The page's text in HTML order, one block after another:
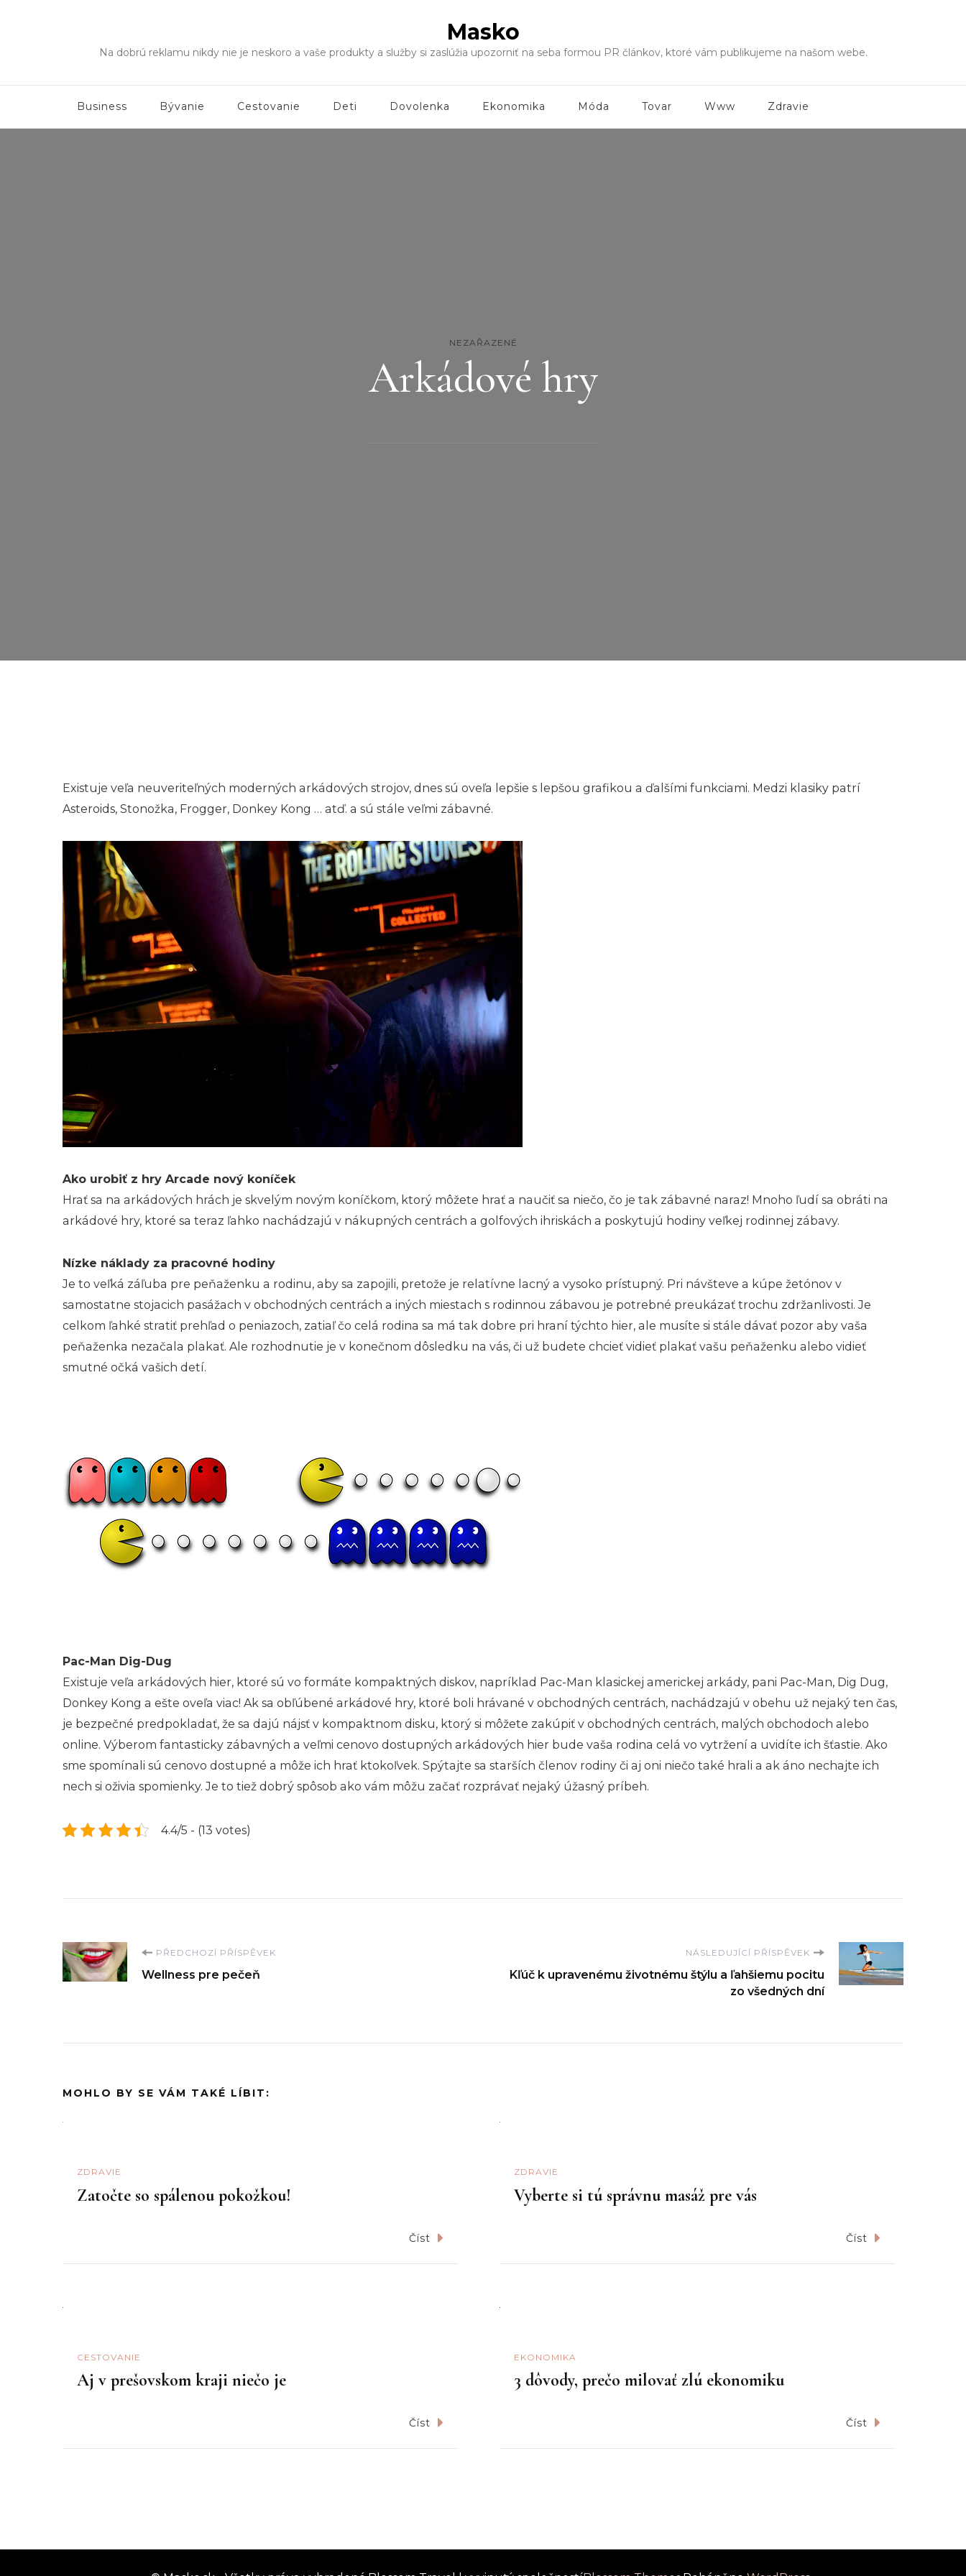
Masko
Na dobrú reklamu nikdy nie je neskoro a vaše produkty a služby si zaslúžia upozorniť na seba formou PR článkov, ktoré vám publikujeme na našom webe.
Business Bývanie Cestovanie Deti Dovolenka Ekonomika Móda Tovar Www Zdravie
NEZAŘAZENÉ
Arkádové hry
Existuje veľa neuveriteľných moderných arkádových strojov, dnes sú oveľa lepšie s lepšou grafikou a ďalšími funkciami. Medzi klasiky patrí
Asteroids, Stonožka, Frogger, Donkey Kong … atď. a sú stále veľmi zábavné.
Ako urobiť z hry Arcade nový koníček
Hrať sa na arkádových hrách je skvelým novým koníčkom, ktorý môžete hrať a naučiť sa niečo, čo je tak zábavné naraz! Mnoho ľudí sa obráti na
arkádové hry, ktoré sa teraz ľahko nachádzajú v nákupných centrách a golfových ihriskách a poskytujú hodiny veľkej rodinnej zábavy.
Nízke náklady za pracovné hodiny
Je to veľká záľuba pre peňaženku a rodinu, aby sa zapojili, pretože je relatívne lacný a vysoko prístupný. Pri návšteve a kúpe žetónov v
samostatne stojacich pasážach v obchodných centrách a iných miestach s rodinnou zábavou je potrebné preukázať trochu zdržanlivosti. Je
celkom ľahké stratiť prehľad o peniazoch, zatiaľ čo celá rodina sa má tak dobre pri hraní týchto hier, ale musíte si stále dávať pozor aby vaša
peňaženka nezačala plakať. Ale rozhodnutie je v konečnom dôsledku na vás, či už budete chcieť vidieť plakať vašu peňaženku alebo vidieť
smutné očká vašich detí.
Pac-Man Dig-Dug
Existuje veľa arkádových hier, ktoré sú vo formáte kompaktných diskov, napríklad Pac-Man klasickej americkej arkády, pani Pac-Man, Dig Dug,
Donkey Kong a ešte oveľa viac! Ak sa obľúbené arkádové hry, ktoré boli hrávané v obchodných centrách, nachádzajú v obehu už nejaký ten čas,
je bezpečné predpokladať, že sa dajú nájsť v kompaktnom disku, ktorý si môžete zakúpiť v obchodných centrách, malých obchodoch alebo
online. Výberom fantasticky zábavných a veľmi cenovo dostupných arkádových hier bude vaša rodina celá vo vytržení a uvidíte ich šťastie. Ako
sme spomínali sú cenovo dostupné a môže ich hrať ktokoľvek. Spýtajte sa starších členov rodiny či aj oni niečo také hrali a ak áno nechajte ich
nech si oživia spomienky. Je to tiež dobrý spôsob ako vám môžu začať rozprávať nejaký úžasný príbeh.
4.4/5 - (13 votes)
NavigacePŘEDCHOZÍ PŘÍSPĚVEK
Wellness pre pečeň
NÁSLEDUJÍCÍ PŘÍSPĚVEK
Kľúč k upravenému životnému štýlu a ľahšiemu pocitu
zo všedných dní
MOHLO BY SE VÁM TAKÉ LÍBIT:
ZDRAVIE
Zatočte so spálenou pokožkou!
Číst
ZDRAVIE
Vyberte si tú správnu masáž pre vás
Číst
CESTOVANIE
Aj v prešovskom kraji niečo je
Číst
EKONOMIKA
3 dôvody, prečo milovať zlú ekonomiku
Číst